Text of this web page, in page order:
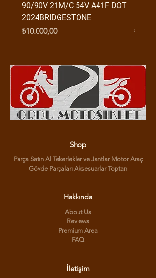
90/90V 21M/C 54V A41F DOT
2024BRIDGESTONE
Fiyat
₺10.000,00
Fiyat
₺950,00
Shop
Parça Satın Al Tekerlekler ve Jantlar Motor Araç
Gövde Parçaları Aksesuarlar Toptan
Hakkında
About Us
Reviews
Premium Area
FAQ
İletişim